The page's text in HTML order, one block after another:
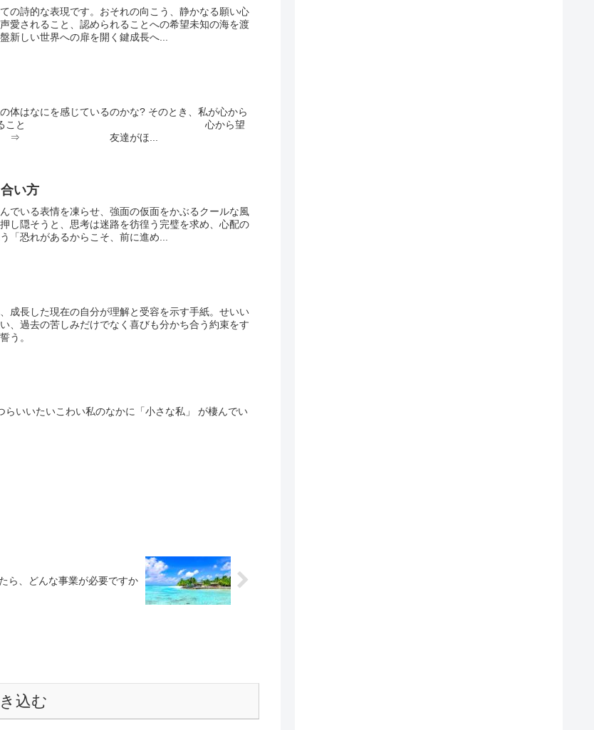
の詩的な表現です。おそれの向こう、静かなる願い心
愛されること、認められることへの希望未知の海を渡
新しい世界への扉を開く鍵成長へ...
体はなにを感じているのかな? そのとき、私が心から
ろう?感じていること 心から望
⇒ 友達がほ...
い方
でいる表情を凍らせ、強面の仮面をかぶるクールな風
し隠そうと、思考は迷路を彷徨う完璧を求め、心配の
「恐れがあるからこそ、前に進め...
成長した現在の自分が理解と受容を示す手紙。せいい
、過去の苦しみだけでなく喜びも分かち合う約束をす
う。
いいたいこわい私のなかに「小さな私」 が棲んでい
ら、どんな事業が必要ですか
込む